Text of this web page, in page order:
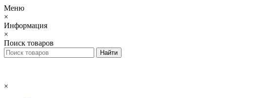
Меню
×
Информация
×
Поиск товаров
×